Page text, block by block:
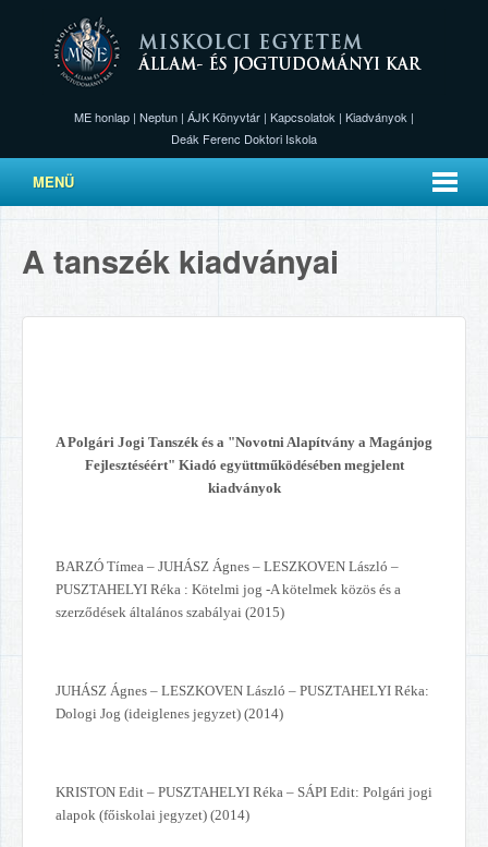
ME honlap | Neptun | ÁJK Könyvtár | Kapcsolatok | Kiadványok |
Deák Ferenc Doktori Iskola
MENÜ
A tanszék kiadványai
A Polgári Jogi Tanszék és a "Novotni Alapítvány a Magánjog
Fejlesztéséért" Kiadó együttműködésében megjelent
kiadványok
BARZÓ Tímea – JUHÁSZ Ágnes – LESZKOVEN László –
PUSZTAHELYI Réka : Kötelmi jog -A kötelmek közös és a
szerződések általános szabályai (2015)
JUHÁSZ Ágnes – LESZKOVEN László – PUSZTAHELYI Réka:
Dologi Jog (ideiglenes jegyzet) (2014)
KRISTON Edit – PUSZTAHELYI Réka – SÁPI Edit: Polgári jogi
alapok (főiskolai jegyzet) (2014)